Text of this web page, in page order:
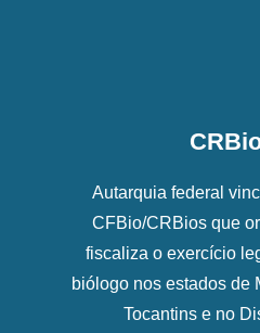
Autarquia federal
CFBio/CRBios que
fiscaliza o exercício
biólogo nos estados de
Tocantins e no